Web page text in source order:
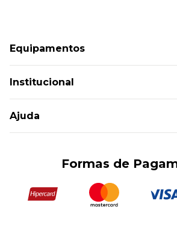
Equipamentos
Cardio
Inferiores
Core
Suportes
Institucional
Política de Privacidade
Ajuda
Políticas de EntregasFormas de